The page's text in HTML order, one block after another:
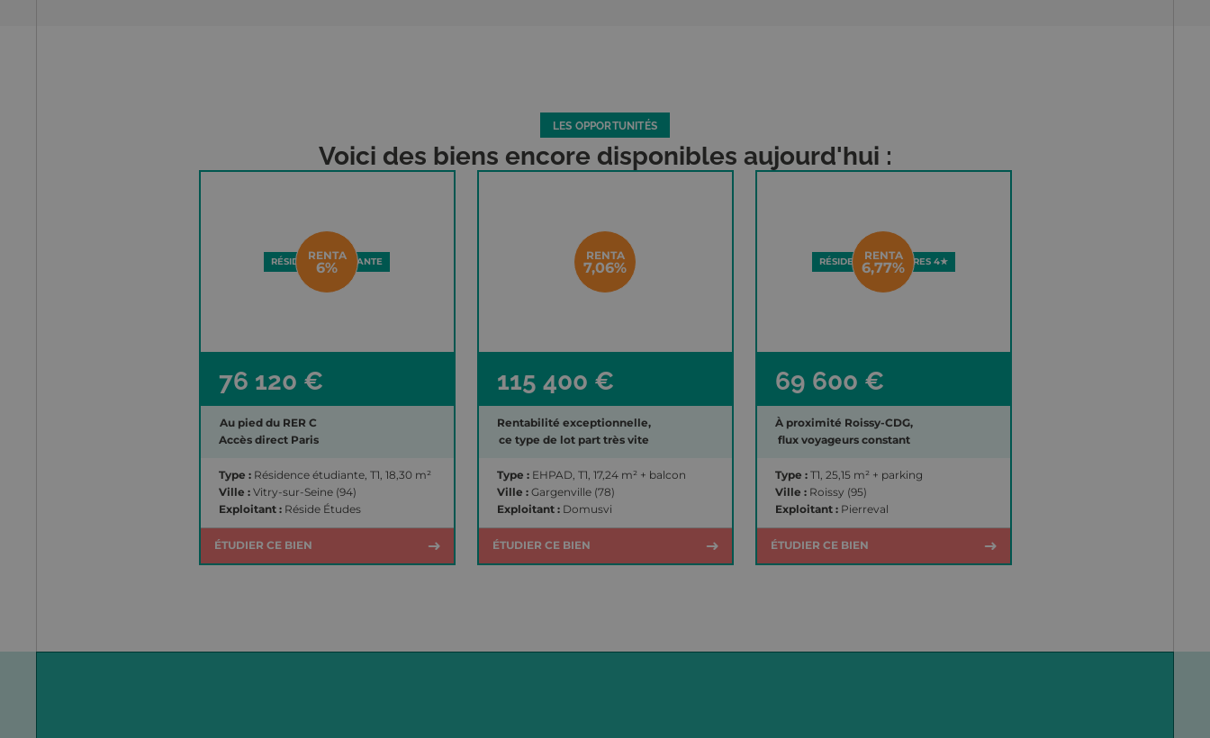
LES OPPORTUNITÉS
Voici des biens encore disponibles aujourd'hui :
RENTA
6%
RÉSIDENCE ÉTUDIANTE
76 120 €
Au pied du RER C
Accès direct Paris
Type : Résidence étudiante, T1, 18,30 m²
Ville :Vitry-sur-Seine (94)
Exploitant : Réside Études
ÉTUDIER CE BIEN
RENTA
7,06%
EHPAD
115 400 €
Rentabilité exceptionnelle,
ce type de lot part très vite
Type : EHPAD, T1, 17,24 m² + balcon
Ville :Gargenville (78)
Exploitant : Domusvi
ÉTUDIER CE BIEN
RENTA
6,77%
RÉSIDENCE D'AFFAIRES 4★
69 600 €
À proximité Roissy-CDG,
flux voyageurs constant
Type :T1, 25,15 m² + parking
Ville :Roissy (95)
Exploitant : Pierreval
ÉTUDIER CE BIEN